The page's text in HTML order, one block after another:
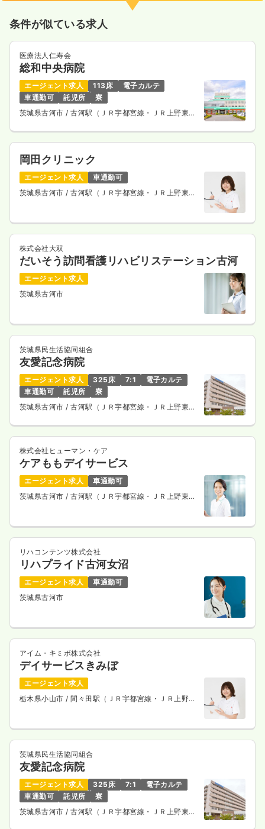
条件が似ている求人
医療法人仁寿会
総和中央病院
エージェント求人 113床
電子カルテ
車通勤可
託児所
寮
茨城県古河市/ 古河駅（ＪＲ宇都宮線・ＪＲ上野東京
岡田クリニック
エージェント求人
車通勤可
茨城県古河市/ 古河駅（ＪＲ宇都宮線・ＪＲ上野東京
株式会社大双
だいそう訪問看護リハビリステーション古河
エージェント求人
茨城県古河市
茨城県民生活協同組合
友愛記念病院
エージェント求人 325床 7:1
電子カルテ
車通勤可
託児所
寮
茨城県古河市/ 古河駅（ＪＲ宇都宮線・ＪＲ上野東京
株式会社ヒューマン・ケア
ケアももデイサービス
エージェント求人
車通勤可
茨城県古河市/ 古河駅（ＪＲ宇都宮線・ＪＲ上野東京
リハコンテンツ株式会社
リハプライド古河女沼
エージェント求人
車通勤可
茨城県古河市
アイム・キミボ株式会社
デイサービスきみぼ
エージェント求人
栃木県小山市/ 間々田駅（ＪＲ宇都宮線・ＪＲ上野東
茨城県民生活協同組合
友愛記念病院
エージェント求人 325床 7:1
電子カルテ
車通勤可
託児所
寮
茨城県古河市/ 古河駅（ＪＲ宇都宮線・ＪＲ上野東京